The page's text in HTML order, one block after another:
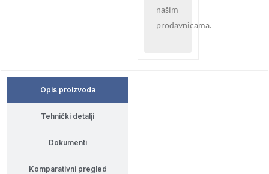
našim
prodavnicama.
Opis proizvoda
Tehnički detalji
Dokumenti
Komparativni pregled